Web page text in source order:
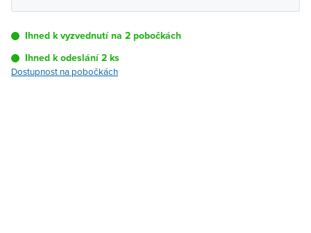
Ihned k vyzvednutí na 2 pobočkách
Ihned k odeslání 2 ks
Dostupnost na pobočkách